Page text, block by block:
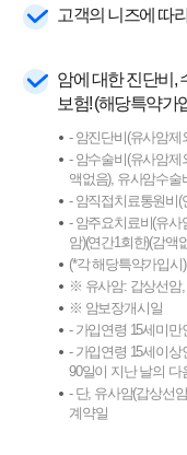
고객의 니즈에 따
암에 대한 진단비,
보험! (해당특약가
- 암진단비(유사암제
- 암수술비(유사암제
액없음), 유사암수술
- 암직접치료통원비(
- 암주요치료비(유사
암)(연간1회한)(감액
(*각 해당특약가입시)
※ 유사암: 갑상선암
※ 암보장개시일
- 가입연령 15세미
- 가입연령 15세이
90일이 지난 날의 다
- 단, 유사암(갑상선
계약일